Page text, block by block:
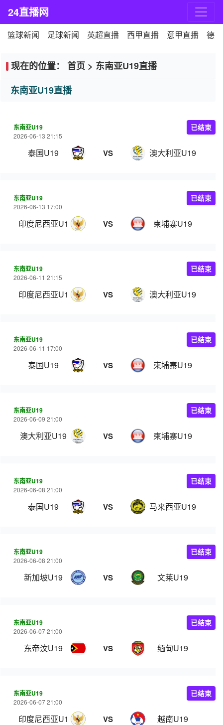
24直播网
篮球新闻 足球新闻 英超直播 西甲直播 意甲直播 德
现在的位置： 首页 > 东南亚U19直播
东南亚U19直播
东南亚U19
2026-06-13 21:15
泰国U19 VS 澳大利亚U19
已结束
东南亚U19
2026-06-13 17:00
印度尼西亚U19 VS 柬埔寨U19
已结束
东南亚U19
2026-06-11 21:15
印度尼西亚U19 VS 澳大利亚U19
已结束
东南亚U19
2026-06-11 17:00
泰国U19 VS 柬埔寨U19
已结束
东南亚U19
2026-06-09 21:00
澳大利亚U19 VS 柬埔寨U19
已结束
东南亚U19
2026-06-08 21:00
泰国U19 VS 马来西亚U19
已结束
东南亚U19
2026-06-08 21:00
新加坡U19 VS 文莱U19
已结束
东南亚U19
2026-06-07 21:00
东帝汶U19 VS 缅甸U19
已结束
东南亚U19
2026-06-07 21:00
印度尼西亚U19 VS 越南U19
已结束